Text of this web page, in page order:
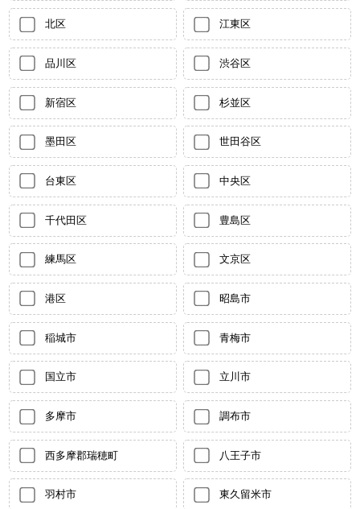
北区 江東区
品川区 渋谷区
新宿区 杉並区
墨田区 世田谷区
台東区 中央区
千代田区 豊島区
練馬区 文京区
港区 昭島市
稲城市 青梅市
国立市 立川市
多摩市 調布市
西多摩郡瑞穂町 八王子市
羽村市 東久留米市